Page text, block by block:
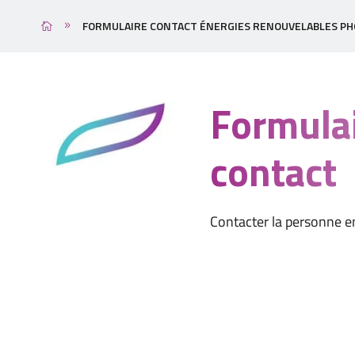
FORMULAIRE CONTACT ÉNERGIES RENOUVELABLES
contact
Contacter la personne